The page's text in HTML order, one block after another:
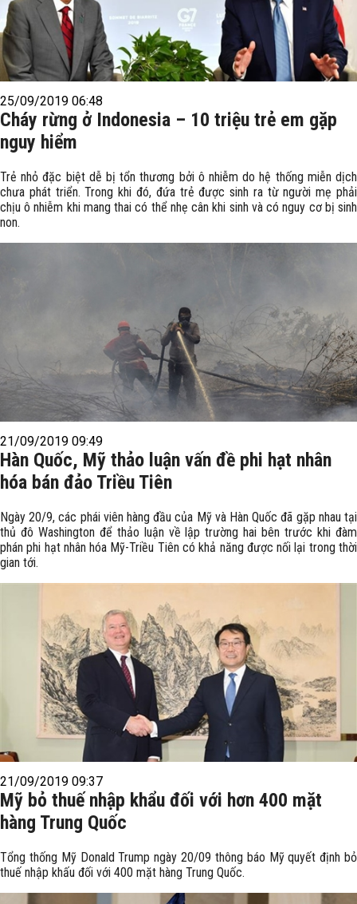
25/09/2019 06:48
Cháy rừng ở Indonesia – 10 triệu trẻ em gặp
nguy hiểm
Trẻ nhỏ đặc biệt dễ bị tổn thương bởi ô nhiễm do hệ thống miễn dịch
chưa phát triển. Trong khi đó, đứa trẻ được sinh ra từ người mẹ phải
chịu ô nhiễm khi mang thai có thể nhẹ cân khi sinh và có nguy cơ bị sinh
non.
21/09/2019 09:49
Hàn Quốc, Mỹ thảo luận vấn đề phi hạt nhân
hóa bán đảo Triều Tiên
Ngày 20/9, các phái viên hàng đầu của Mỹ và Hàn Quốc đã gặp nhau tại
thủ đô Washington để thảo luận về lập trường hai bên trước khi đàm
phán phi hạt nhân hóa Mỹ-Triều Tiên có khả năng được nối lại trong thời
gian tới.
21/09/2019 09:37
Mỹ bỏ thuế nhập khẩu đối với hơn 400 mặt
hàng Trung Quốc
Tổng thống Mỹ Donald Trump ngày 20/09 thông báo Mỹ quyết định bỏ
thuế nhập khấu đối với 400 mặt hàng Trung Quốc.